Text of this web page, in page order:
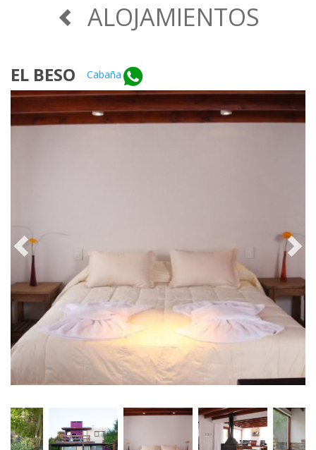
ALOJAMIENTOS
EL BESO Cabaña